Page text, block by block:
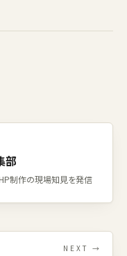
部
HP制作の現場知見を発信
NEXT →